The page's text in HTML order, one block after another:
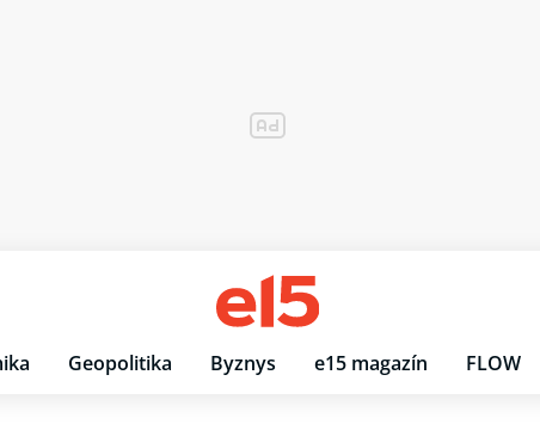
Geopolitika Byznys e15 magazín FLOW